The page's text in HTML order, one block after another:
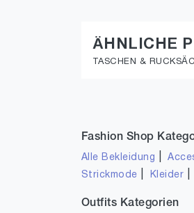
ÄHNLICHE
TASCHEN &
Fashion Shop
Alle Bekleidung |
Strickmode
Kleider
Outfits Kategorien